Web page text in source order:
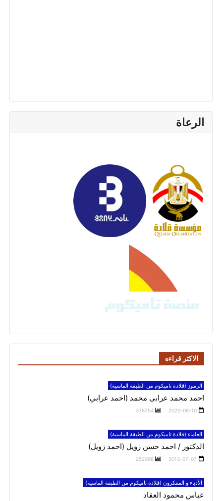
الرعاة
الاكثر قراءه
الرموز (قلادة تاميكوم من الطبقة الماسية)
احمد محمد عرابى محمد (احمد عرابي)
2020-06-10
376754
العلماء (قلادة تاميكوم من الطبقة الماسية)
الدكتور / احمد حسن زويل (احمد زويل)
2013-07-07
252098
الأدباء و المفكرون (قلادة تاميكوم من الطبقة الماسية)
عباس محمود العقاد